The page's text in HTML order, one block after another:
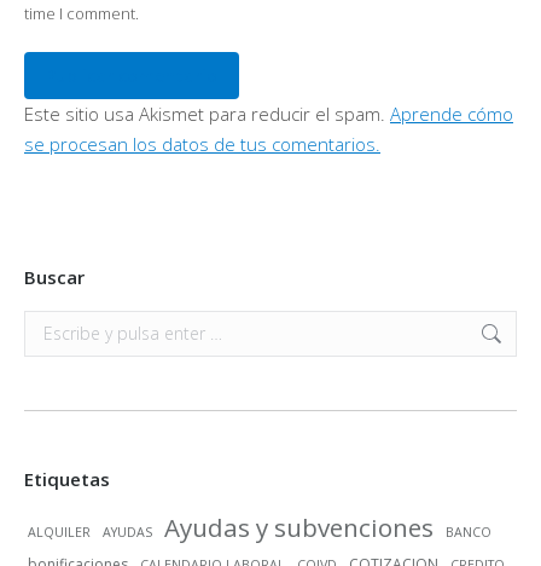
time I comment.
Este sitio usa Akismet para reducir el spam. Aprende cómo
se procesan los datos de tus comentarios.
Buscar
Buscar:
Etiquetas
ALQUILER AYUDAS Ayudas y subvenciones BANCO